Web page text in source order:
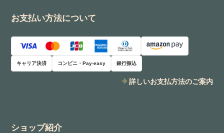
お支払い方法について
キャリア決済 コンビニ・Pay-easy 銀行振込
詳しいお支払方法のご案内
ショップ紹介